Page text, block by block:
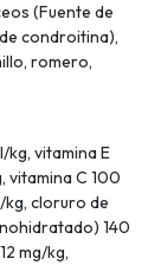
(Fuente de
condroitina),
romero,
kg, vitamina E
C 100
kg, cloruro de
140
mg/kg,